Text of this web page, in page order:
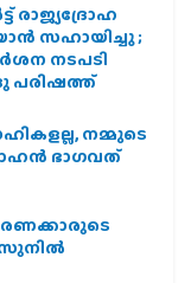
രാജ്യദ്രോഹ
സഹായിച്ചു ;
നടപടി
പരിഷത്ത്
നമ്മുടെ
ഭാഗവത്
സുനിൽ